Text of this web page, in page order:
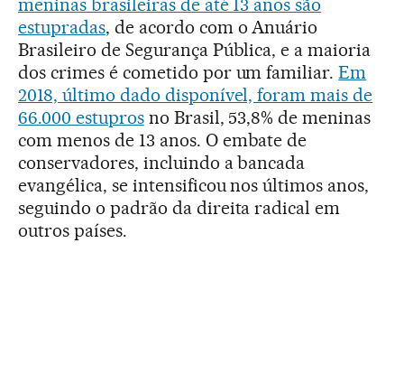
meninas brasileiras de até 13 anos são
estupradas, de acordo com o Anuário
Brasileiro de Segurança Pública, e a maioria
dos crimes é cometido por um familiar.Em
2018, último dado disponível, foram mais de
66.000 estuprosno Brasil, 53,8% de meninas
com menos de 13 anos. O embate de
conservadores, incluindo a bancada
evangélica, se intensificou nos últimos anos,
seguindo o padrão da direita radical em
outros países.